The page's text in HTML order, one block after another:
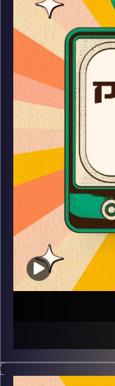
על ההתחלה של
להיות
יותר טובה
ומי עשתה